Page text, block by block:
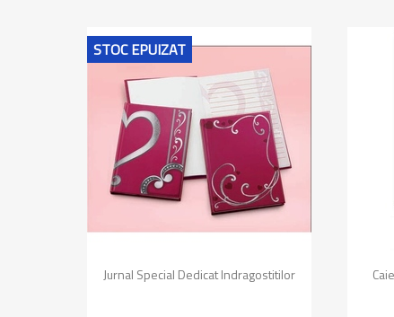
Vizualizare rapida
Jurnal Special Dedicat Indragostitilor
STOC EPUIZAT